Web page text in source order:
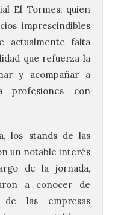
El Tormes, quien
imprescindibles
actualmente falta
que refuerza la
y acompañar a
profesiones con
los stands de las
un notable interés
de la jornada,
a conocer de
las empresas